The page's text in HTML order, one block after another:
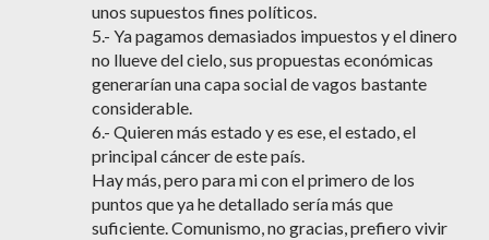
unos supuestos fines políticos.
5.- Ya pagamos demasiados impuestos y el dinero
no llueve del cielo, sus propuestas económicas
generarían una capa social de vagos bastante
considerable.
6.- Quieren más estado y es ese, el estado, el
principal cáncer de este país.
Hay más, pero para mi con el primero de los
puntos que ya he detallado sería más que
suficiente. Comunismo, no gracias, prefiero vivir